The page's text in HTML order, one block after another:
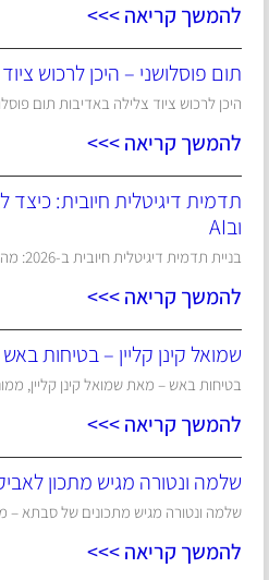
להמשך קריאה >>>
תום פוסלושני – היכן לרכוש
היכן לרכוש ציוד צלילה באדיבות תום
להמשך קריאה >>>
תדמית דיגיטלית חיובית: כיצד
ובAI
בניית תדמית דיגיטלית חיובית ב-2026: מה קריטי לדעת לפני שמתחילים
להמשך קריאה >>>
שמואל קינן קליין – בטיחות באש
בטיחות באש – מאת שמואל קינן קליין,
להמשך קריאה >>>
שלמה ונטורה מגיש מתכון
שלמה ונטורה מגיש מתכונים של סבתא –
להמשך קריאה >>>